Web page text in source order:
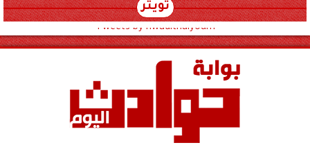
تويتر
Tweets by hwadithalyoum